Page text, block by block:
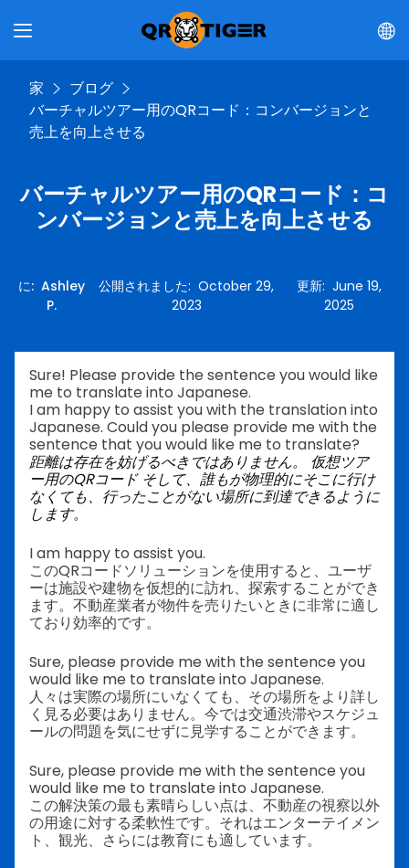
家
ブログ
バーチャルツアー用のQRコード：コンバージョンと
売上を向上させる
バーチャルツアー用のQRコード：コ
ンバージョンと売上を向上させる
に:Ashley
P.
公開されました:October 29,
2023
更新: June 19,
2025
Sure! Please provide the sentence you would like
me to translate into Japanese.
I am happy to assist you with the translation into
Japanese. Could you please provide me with the
sentence that you would like me to translate?
距離は存在を妨げるべきではありません。 仮想ツア
ー用のQRコード そして、誰もが物理的にそこに行け
なくても、行ったことがない場所に到達できるように
します。
I am happy to assist you.
このQRコードソリューションを使用すると、ユーザ
ーは施設や建物を仮想的に訪れ、探索することができ
ます。不動産業者が物件を売りたいときに非常に適し
ており効率的です。
Sure, please provide me with the sentence you
would like me to translate into Japanese.
人々は実際の場所にいなくても、その場所をより詳し
く見る必要はありません。今では交通渋滞やスケジュ
ールの問題を気にせずに見学することができます。
Sure, please provide me with the sentence you
would like me to translate into Japanese.
この解決策の最も素晴らしい点は、不動産の視察以外
の用途に対する柔軟性です。それはエンターテイメン
ト、観光、さらには教育にも適しています。